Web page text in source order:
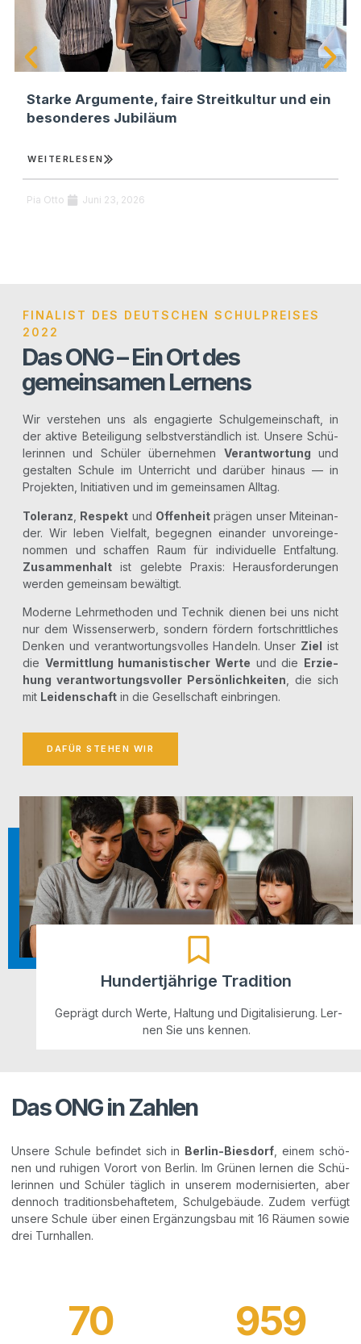
Starke Argumente, faire Streitkultur und ein
besonderes Jubiläum
WEI­TER­LE­SEN
Pia Otto Juni 23, 2026
FINALIST DES DEUTSCHEN SCHULPREISES
2022
Das ONG – Ein Ort des
gemeinsamen Lernens
Wir ver­ste­hen uns als enga­gier­te Schul­ge­mein­schaft, in
der akti­ve Betei­li­gung selbst­ver­ständ­lich ist. Unse­re Schü­
le­rin­nen und Schü­ler über­neh­men Ver­ant­wor­tung und
gestal­ten Schu­le im Unter­richt und dar­über hin­aus — in
Pro­jek­ten, Initia­ti­ven und im gemein­sa­men Alltag.
Tole­ranz Respekt und Offen­heit prä­gen unser Mit­ein­an­
der. Wir leben Viel­falt, begeg­nen ein­an­der unvor­ein­ge­
nom­men und schaf­fen Raum für indi­vi­du­el­le Ent­fal­tung.
Zusam­men­halt ist geleb­te Pra­xis: Her­aus­for­de­run­gen
wer­den gemein­sam bewältigt.
Moder­ne Lehr­me­tho­den und Tech­nik die­nen bei uns nicht
nur dem Wis­sens­er­werb, son­dern för­dern fort­schritt­li­ches
Den­ken und ver­ant­wor­tungs­vol­les Han­deln. Unser Ziel ist
die Ver­mitt­lung huma­nis­ti­scher Wer­te und die Erzie­
hung ver­ant­wor­tungs­vol­ler Per­sön­lich­kei­ten , die sich
mit Lei­den­schaft in die Gesell­schaft einbringen.
DAFÜR STE­HEN WIR
Hundertjährige Tradition
Geprägt durch Wer­te, Hal­tung und Digi­ta­li­sie­rung. Ler­
nen Sie uns kennen.
Das ONG in Zahlen
Unse­re Schu­le befin­det sich in Ber­lin-Bies­dorf, einem schö­
nen und ruhi­gen Vor­ort von Ber­lin. Im Grü­nen ler­nen die Schü­
le­rin­nen und Schü­ler täg­lich in unse­rem moder­ni­sier­ten, aber
den­noch tra­di­ti­ons­be­haf­te­tem, Schul­ge­bäu­de. Zudem ver­fügt
unse­re Schu­le über einen Ergän­zungs­bau mit 16 Räu­men sowie
drei Turnhallen.
70 959